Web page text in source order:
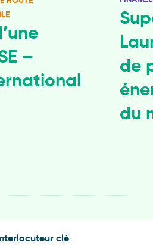
–
de
du
clé